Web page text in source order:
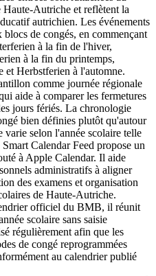
Haute-Autriche et reflètent la
autrichien. Les événements
de congés, en commençant
à la fin de l'hiver,
à la fin du printemps,
et Herbstferien à l'automne.
comme journée régionale
aide à comparer les fermetures
jours fériés. La chronologie
bien définies plutôt qu'autour
varie selon l'année scolaire telle
Calendar Feed propose un
à Apple Calendar. Il aide
administratifs à aligner
des examens et organisation
de Haute-Autriche.
officiel du BMB, il réunit
scolaire sans saisie
régulièrement afin que les
de congé reprogrammées
au calendrier publié